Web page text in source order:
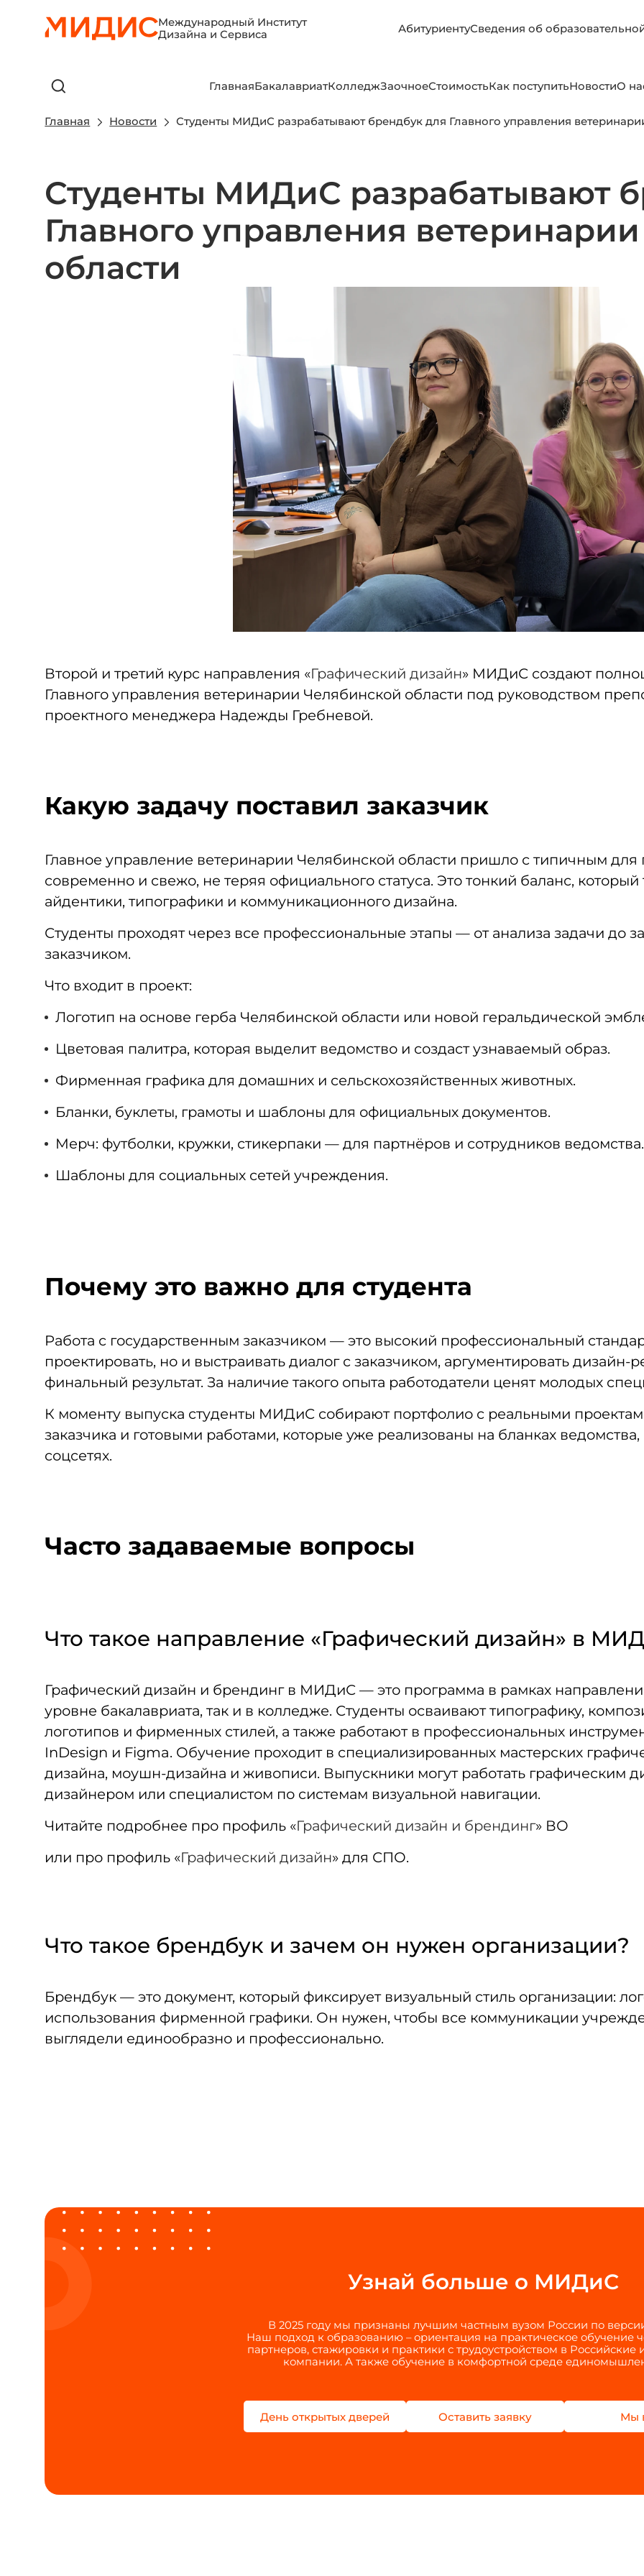
Международный Институт
Дизайна и Сервиса
АбитуриентуСведения об
ГлавнаяБакалавриатКолледжЗаочноеСтоимостьКак поступитьНовостиО
Главная Новости Студенты МИДиС разрабатывают брендбук для Главного управления
Студенты МИДиС разрабатывают
Главного управления
области
Второй и третий курс направления «Графический дизайн» МИДиС создают
Главного управления ветеринарии Челябинской области под руководством
проектного менеджера Надежды Гребневой.
Какую задачу поставил заказчик
Главное управление ветеринарии Челябинской области пришло с типичным для
современно и свежо, не теряя официального статуса. Это тонкий баланс,
айдентики, типографики и коммуникационного дизайна.
Студенты проходят через все профессиональные этапы — от анализа задачи до
заказчиком.
Что входит в проект:
Логотип на основе герба Челябинской области или новой геральдической
Цветовая палитра, которая выделит ведомство и создаст узнаваемый образ.
Фирменная графика для домашних и сельскохозяйственных животных.
Бланки, буклеты, грамоты и шаблоны для официальных документов.
Мерч: футболки, кружки, стикерпаки — для партнёров и сотрудников ведомства.
Шаблоны для социальных сетей учреждения.
Почему это важно для студента
Работа с государственным заказчиком — это высокий профессиональный
проектировать, но и выстраивать диалог с заказчиком, аргументировать дизайн-
финальный результат. За наличие такого опыта работодатели ценят молодых
К моменту выпуска студенты МИДиС собирают портфолио с реальными
заказчика и готовыми работами, которые уже реализованы на бланках
соцсетях.
Часто задаваемые вопросы
Что такое направление «Графический дизайн» в
Графический дизайн и брендинг в МИДиС — это программа в рамках
уровне бакалавриата, так и в колледже. Студенты осваивают типографику,
логотипов и фирменных стилей, а также работают в профессиональных
InDesign и Figma. Обучение проходит в специализированных мастерских
дизайна, моушн-дизайна и живописи. Выпускники могут работать графическим
дизайнером или специалистом по системам визуальной навигации.
Читайте подробнее про профиль «Графический дизайн и брендинг» ВО
или про профиль «Графический дизайн» для СПО.
Что такое брендбук и зачем он нужен организации?
Брендбук — это документ, который фиксирует визуальный стиль организации:
использования фирменной графики. Он нужен, чтобы все коммуникации
выглядели единообразно и профессионально.
Узнай больше о МИДиС
В 2025 году мы признаны лучшим частным вузом России по
Наш подход к образованию – ориентация на практическое обучение
партнеров, стажировки и практики с трудоустройством в
компании. А также обучение в комфортной среде
День открытых дверей Оставить заявку Мы